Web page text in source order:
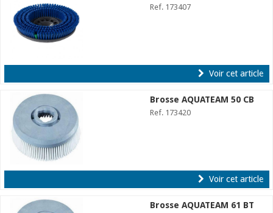
Ref. 173407
Voir cet article
Brosse AQUATEAM 50 CB
Ref. 173420
Voir cet article
Brosse AQUATEAM 61 BT